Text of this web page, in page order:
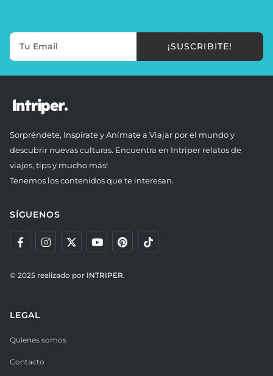
¡SUSCRIBITE!
Sorpréndete, Inspírate y Anímate a Viajar por el mundo y
descubrir nuevas culturas. Encuentra en Intriper relatos de
viajes, tips y mucho más!
Tenemos los contenidos que te interesan.
SÍGUENOS
© 2025 realizado por INTRIPER.
LEGAL
Quienes somos
Contacto